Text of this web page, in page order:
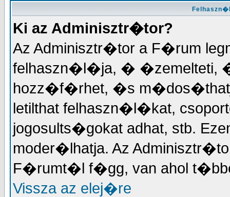
Ki az Adminisztr�tor?
Az Adminisztr�tor a F�rum
felhaszn�l�ja, � �zemelteti,
hozz�f�rhet, �s
letilthat felhaszn�l�kat,
jogosults�gokat adhat, stb.
moder�lhatja. Az
F�rumt�l f�gg, van ahol
Vissza az elej�re